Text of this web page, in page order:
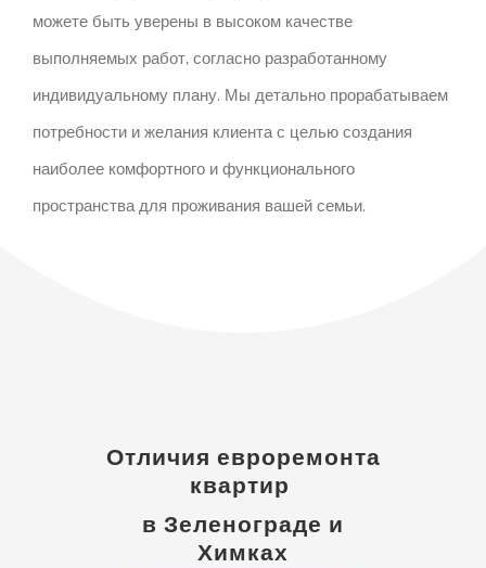
можете быть уверены в высоком качестве
выполняемых работ, согласно разработанному
индивидуальному плану. Мы детально прорабатываем
потребности и желания клиента с целью создания
наиболее комфортного и функционального
пространства для проживания вашей семьи.
Отличия евроремонта
квартир
в Зеленограде и
Химках